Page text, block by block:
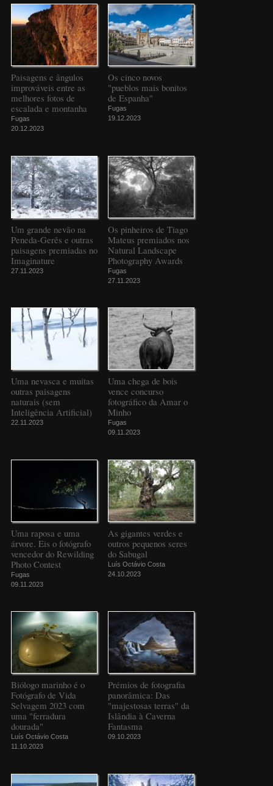
Paisagens e ângulos
improváveis entre as
melhores fotos de
escalada e montanha
Fugas
20.12.2023
Os cinco novos
"pueblos mais bonitos
de Espanha"
Fugas
19.12.2023
Um grande nevão na
Peneda-Gerês e outras
paisagens premiadas no
Imaginature
27.11.2023
Os pinheiros de Tiago
Mateus premiados nos
Natural Landscape
Photography Awards
Fugas
27.11.2023
Uma nevasca e muitas
outras paisagens
naturais (sem
Inteligência Artificial)
22.11.2023
Uma chega de bois
vence concurso
fotográfico da Amar o
Minho
Fugas
09.11.2023
Uma raposa e uma
árvore. Eis o fotógrafo
vencedor do Rewilding
Photo Contest
Fugas
09.11.2023
As gigantes verdes e
outros pequenos seres
do Sabugal
Luís Octávio Costa
24.10.2023
Biólogo marinho é o
Fotógrafo de Vida
Selvagem 2023 com
uma "ferradura
dourada"
Luís Octávio Costa
11.10.2023
Prémios de fotografia
panorâmica: Das
"majestosas terras" da
Islândia à Caverna
Fantasma
09.10.2023